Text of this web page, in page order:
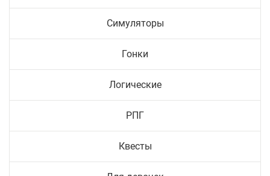
Симуляторы
Гонки
Логические
РПГ
Квесты